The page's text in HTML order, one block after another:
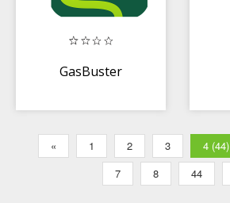
GasBuster
« 1 2 3 4 (44)
7
8 44